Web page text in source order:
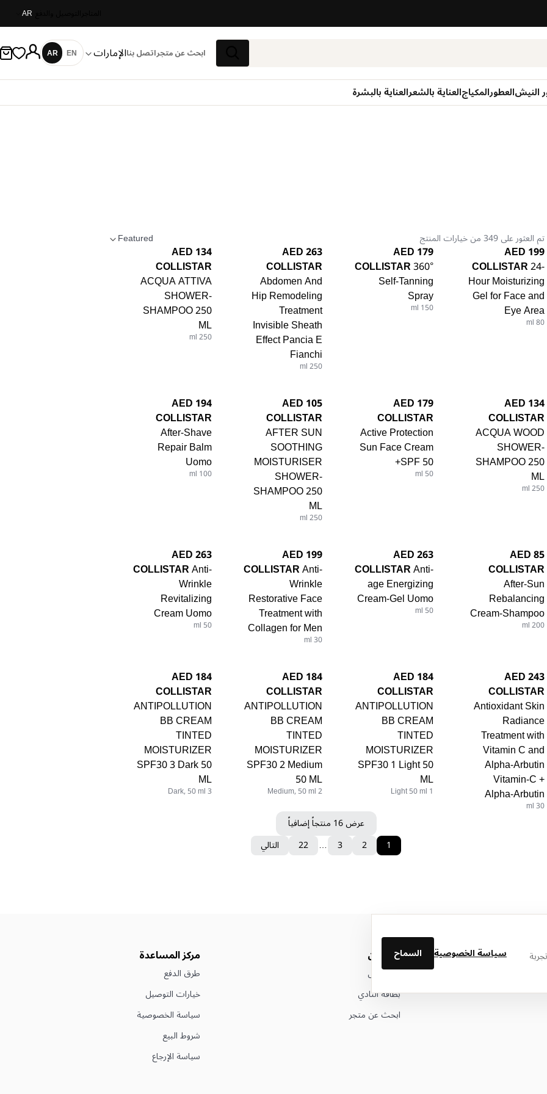
AR
بحث
ابحث عن متجراتصل بناالإمارات اللغة
EN
AR
النيشالعطورالمكياجالعناية بالشعرالعناية بالبشرة
تم العثور على 349 من خيارات المنتج Featured
199 AED
COLLISTAR24-
Hour Moisturizing
Gel for Face and
Eye Area
80 ml
179 AED
COLLISTAR360°
Self-Tanning
Spray
150 ml
263 AED
COLLISTAR
Abdomen And
Hip Remodeling
Treatment
Invisible Sheath
Effect Pancia E
Fianchi
250 ml
134 AED
COLLISTAR
ACQUA ATTIVA
SHOWER-
SHAMPOO 250
ML
250 ml
134 AED
COLLISTAR
ACQUA WOOD
SHOWER-
SHAMPOO 250
ML
250 ml
179 AED
COLLISTAR
Active Protection
Sun Face Cream
SPF 50+
50 ml
105 AED
COLLISTAR
AFTER SUN
SOOTHING
MOISTURISER
SHOWER-
SHAMPOO 250
ML
250 ml
194 AED
COLLISTAR
After-Shave
Repair Balm
Uomo
100 ml
85 AED
COLLISTAR
After-Sun
Rebalancing
Cream-Shampoo
200 ml
263 AED
COLLISTARAnti-
age Energizing
Cream-Gel Uomo
50 ml
199 AED
COLLISTARAnti-
Wrinkle
Restorative Face
Treatment with
Collagen for Men
30 ml
263 AED
COLLISTARAnti-
Wrinkle
Revitalizing
Cream Uomo
50 ml
243 AED
COLLISTAR
Antioxidant Skin
Radiance
Treatment with
Vitamin C and
Alpha-Arbutin
Vitamin-C +
Alpha-Arbutin
30 ml
184 AED
COLLISTAR
ANTIPOLLUTION
BB CREAM
TINTED
MOISTURIZER
SPF30 1 Light 50
ML
1 Light 50 ml
184 AED
COLLISTAR
ANTIPOLLUTION
BB CREAM
TINTED
MOISTURIZER
SPF30 2 Medium
50 ML
2 Medium, 50 ml
184 AED
COLLISTAR
ANTIPOLLUTION
BB CREAM
TINTED
MOISTURIZER
SPF30 3 Dark 50
ML
3 Dark, 50 ml
عرض 16 منتجاً إضافياً
1
2
3
…
22 التالي
سياسة الخصوصية السماحمن نحن
عن ليتوال
بطاقة النادي
ابحث عن متجر
مركز المساعدة
طرق الدفع
خيارات التوصيل
سياسة الخصوصية
شروط البيع
سياسة الإرجاع